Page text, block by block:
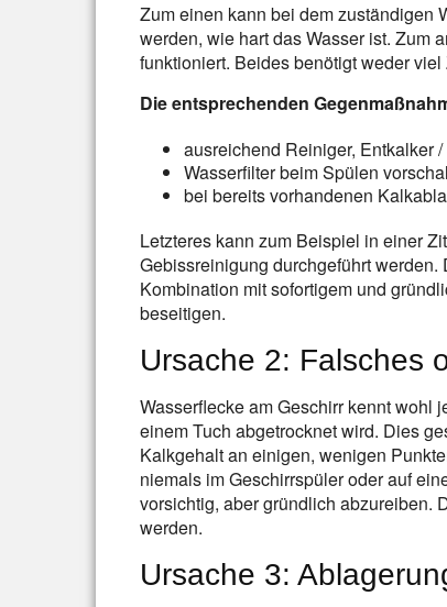
Zum einen kann bei dem zuständigen
werden, wie hart das Wasser ist. Zum
funktioniert. Beides benötigt weder
Die entsprechenden
ausreichend Reiniger, Entkalker
Wasserfilter beim Spülen
bei bereits vorhandenen
Letzteres kann zum Beispiel in einer
Gebissreinigung durchgeführt
Kombination mit sofortigem und
beseitigen.
Ursache 2: Falsches
Wasserflecke am Geschirr kennt wohl
einem Tuch abgetrocknet wird. Dies
Kalkgehalt an einigen, wenigen
niemals im Geschirrspüler oder auf
vorsichtig, aber gründlich abzureiben.
werden.
Ursache 3: